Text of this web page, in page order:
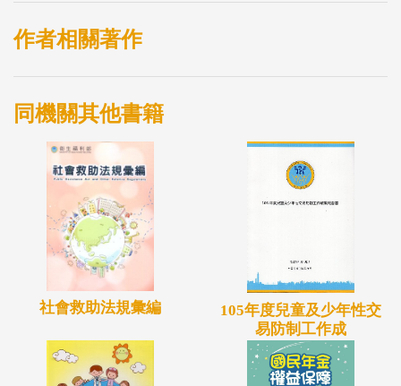
量的思維，警察既然是人民的媬姆，理所當然也是保
護兒童安全的守門員之一，若是能將警政人員與醫療
作者相關著作
同機關其他書籍
社會救助法規彙編
105年度兒童及少年性交
易防制工作成